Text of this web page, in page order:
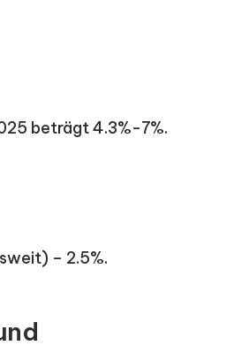
beträgt 4.3%-7%.
– 2.5%.